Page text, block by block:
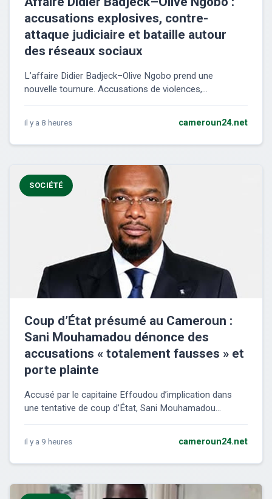
accusations explosives, contre-
attaque judiciaire et bataille autour
des réseaux sociaux
L’affaire Didier Badjeck–Olive Ngobo prend une
nouvelle tournure. Accusations de violences,...
il y a 8 heures cameroun24.net
SOCIÉTÉ
Coup d’État présumé au Cameroun :
Sani Mouhamadou dénonce des
accusations « totalement fausses » et
porte plainte
Accusé par le capitaine Effoudou d’implication dans
une tentative de coup d’État, Sani Mouhamadou...
il y a 9 heures cameroun24.net